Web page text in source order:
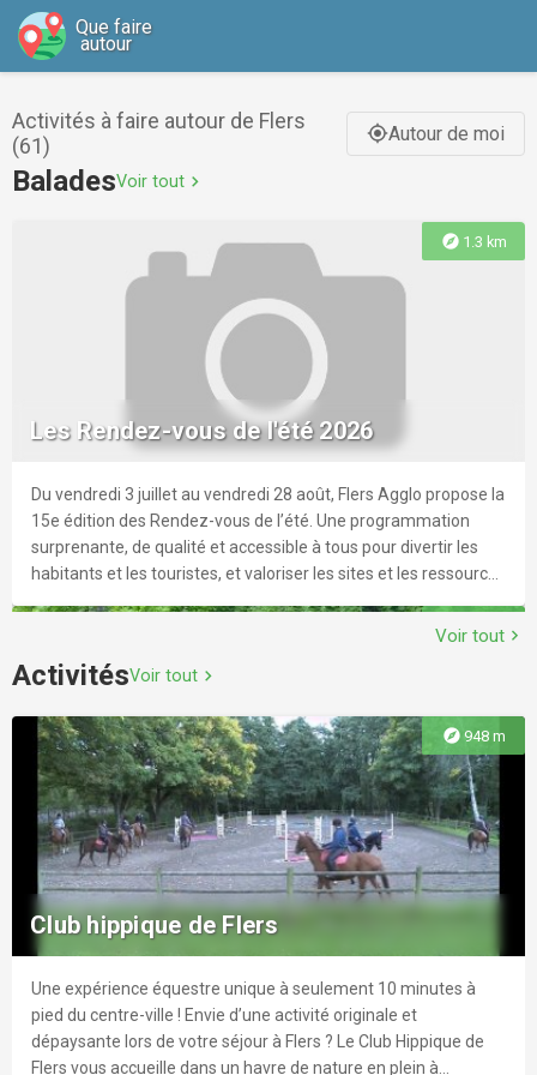
Que faire
autour
Activités à faire autour de Flers
(61)
gps_fixedAutour de moi
BaladesVoir tout chevron_right
explore 1.3 km
Les Rendez-vous de l'été 2026
Du vendredi 3 juillet au vendredi 28 août, Flers Agglo propose la
15e édition des Rendez-vous de l’été. Une programmation
surprenante, de qualité et accessible à tous pour divertir les
habitants et les touristes, et valoriser les sites et les ressources
vous hebdomadaires : les balades du mardi, les jeudis détente,
60 rendez-vous sont proposés. À consommer sans
explore 12.3 km
La Voie Romaine
Au début de notre ère, les Romains étaient en Gaule. Ils y ont
développé un réseau de communications pour relier les camps
romains entre eux. Une voie secondaire passant par Saint
Germain du Crioult (Sandus Germanus de Criol) devait relier
Jublains en Mayenne à Vieux, près de Caen.
Voir tout chevron_right
ActivitésVoir tout chevron_right
explore 948 m
Club hippique de Flers
Une expérience équestre unique à seulement 10 minutes à
pied du centre-ville ! Envie d’une activité originale et
dépaysante lors de votre séjour à Flers ? Le Club Hippique de
Flers vous accueille dans un havre de nature en plein à